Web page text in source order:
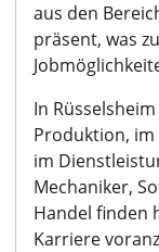
aus den
präsent, was
In
Produktion, im
im
Mechaniker,
Handel finden
Karriere